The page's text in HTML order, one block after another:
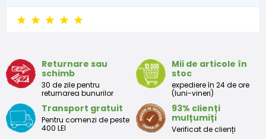
6 - 9 luni
Tabelul de dimensiuni aproximative pentru copii mici
Mărimea
Înălțime
Peste
bust
Taliei
(cm)
Peste
șolduri(cm)
Returnare sau
schimb
30 de zile pentru
returnarea bunurilor
Mii de articole în
stoc
expediere în 24 de ore
(luni-vineri)
Transport gratuit
Pentru comenzi de peste
400 LEI
93% clienți
mulțumiți
Verificat de clienți